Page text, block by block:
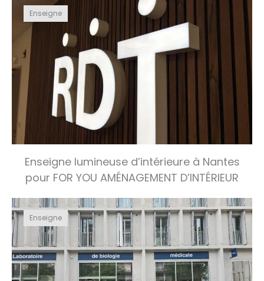
Enseigne
Enseigne lumineuse d’intérieure à Nantes
pour FOR YOU AMÉNAGEMENT D’INTÉRIEUR
Enseigne